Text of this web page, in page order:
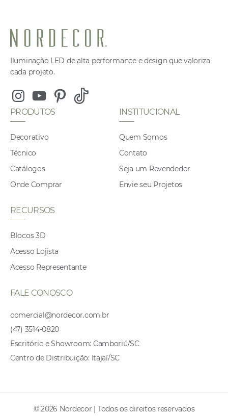
Iluminação LED de alta performance e design que valoriza
cada projeto.
InstagramYoutubePinterest
Tiktok
PRODUTOS
Decorativo
Técnico
Catálogos
Onde Comprar
INSTITUCIONAL
Quem Somos
Contato
Seja um Revendedor
Envie seu Projetos
RECURSOS
Blocos 3D
Acesso Lojista
Acesso Representante
FALE CONOSCO
comercial@nordecor.com.br
(47) 3514-0820
Escritório e Showroom: Camboriú/SC
Centro de Distribuição: Itajaí/SC
© 2026 Nordecor | Todos os direitos reservados